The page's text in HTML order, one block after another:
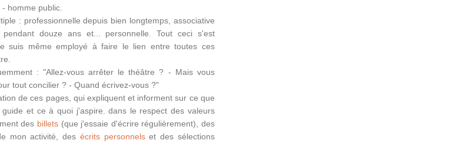
homme public.
: professionnelle depuis bien longtemps, associative
douze ans et... personnelle. Tout ceci s'est
suis même employé à faire le lien entre toutes ces
: "Allez-vous arrêter le théâtre ? - Mais vous
tout concilier ? - Quand écrivez-vous ?"
de ces pages, qui expliquent et informent sur ce que
et ce à quoi j'aspire. dans le respect des valeurs
des billets(que j'essaie d'écrire régulièrement), des
mon activité, des écrits personnelset des sélections